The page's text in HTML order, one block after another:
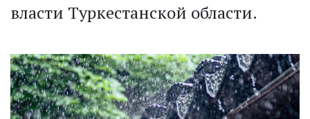
власти Туркестанской области.